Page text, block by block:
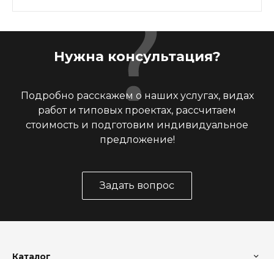
Нужна консультация?
Подробно расскажем о наших услугах, видах
работ и типовых проектах, рассчитаем
стоимость и подготовим индивидуальное
предложение!
Задать вопрос
Каталог